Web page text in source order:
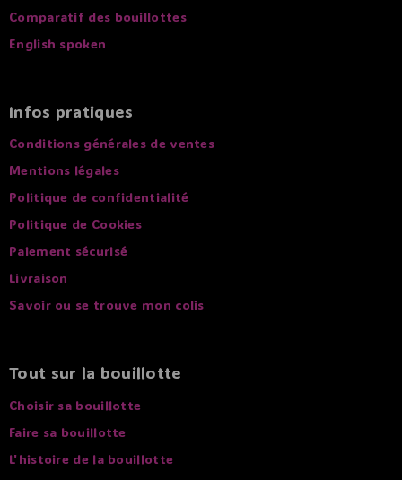
Comparatif des bouillottes
English spoken
Infos pratiques
Conditions générales de ventes
Mentions légales
Politique de confidentialité
Politique de Cookies
Paiement sécurisé
Livraison
Savoir ou se trouve mon colis
Tout sur la bouillotte
Choisir sa bouillotte
Faire sa bouillotte
L'histoire de la bouillotte